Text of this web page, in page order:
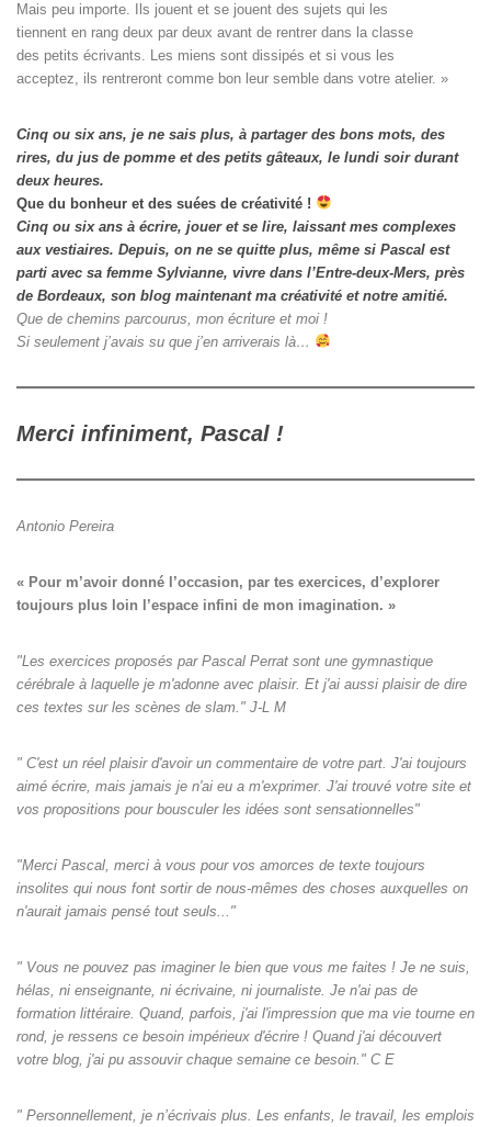
Mais peu importe. Ils jouent et se jouent des sujets qui les
tiennent en rang deux par deux avant de rentrer dans la classe
des petits écrivants. Les miens sont dissipés et si vous les
acceptez, ils rentreront comme bon leur semble dans votre atelier. »
Cinq ou six ans, je ne sais plus, à partager des bons mots, des
rires, du jus de pomme et des petits gâteaux, le lundi soir durant
deux heures.
Que du bonheur et des suées de créativité !
Cinq ou six ans à écrire, jouer et se lire, laissant mes complexes
aux vestiaires. Depuis, on ne se quitte plus, même si Pascal est
parti avec sa femme Sylvianne, vivre dans l’Entre-deux-Mers, près
de Bordeaux, son blog maintenant ma créativité et notre amitié.
Que de chemins parcourus, mon écriture et moi !
Si seulement j’avais su que j’en arriverais là…
Merci infiniment, Pascal !
Antonio Pereira
« Pour m’avoir donné l’occasion, par tes exercices, d’explorer
toujours plus loin l’espace infini de mon imagination. »
"Les exercices proposés par Pascal Perrat sont une gymnastique
cérébrale à laquelle je m'adonne avec plaisir. Et j'ai aussi plaisir de dire
ces textes sur les scènes de slam." J-L M
" C'est un réel plaisir d'avoir un commentaire de votre part. J'ai toujours
aimé écrire, mais jamais je n'ai eu a m'exprimer. J'ai trouvé votre site et
vos propositions pour bousculer les idées sont sensationnelles"
"Merci Pascal, merci à vous pour vos amorces de texte toujours
insolites qui nous font sortir de nous-mêmes des choses auxquelles on
n'aurait jamais pensé tout seuls‌..."
" Vous ne pouvez pas imaginer le bien que vous me faites ! Je ne suis,
hélas, ni enseignante, ni écrivaine, ni journaliste. Je n'ai pas de
formation littéraire. Quand, parfois, j'ai l'impression que ma vie tourne en
rond, je ressens ce besoin impérieux d'écrire ! Quand j'ai découvert
votre blog, j'ai pu assouvir chaque semaine ce besoin." C E
" Personnellement, je n’écrivais plus. Les enfants, le travail, les emplois